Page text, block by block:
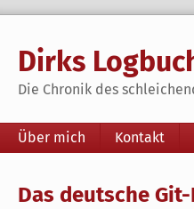
Dirks
Die Chronik des
Navigation
Über mich Kontakt
Das deutsche Git-